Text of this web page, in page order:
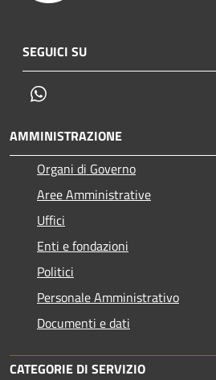
SEGUICI SU
AMMINISTRAZIONE
Organi di Governo
Aree Amministrative
Uffici
Enti e fondazioni
Politici
Personale Amministrativo
Documenti e dati
CATEGORIE DI SERVIZIO